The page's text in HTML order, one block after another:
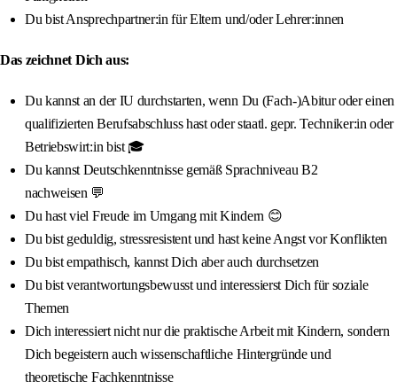
Du bist Ansprechpartner:in für Eltern und/oder Lehrer:innen
Das zeichnet Dich aus:
Du kannst an der IU durchstarten, wenn Du (Fach-)Abitur oder einen
qualifizierten Berufsabschluss hast oder staatl. gepr. Techniker:in oder
Betriebswirt:in bist 🎓
Du kannst Deutschkenntnisse gemäß Sprachniveau B2
nachweisen 💬
Du hast viel Freude im Umgang mit Kindern 😊
Du bist geduldig, stressresistent und hast keine Angst vor Konflikten
Du bist empathisch, kannst Dich aber auch durchsetzen
Du bist verantwortungsbewusst und interessierst Dich für soziale
Themen
Dich interessiert nicht nur die praktische Arbeit mit Kindern, sondern
Dich begeistern auch wissenschaftliche Hintergründe und
theoretische Fachkenntnisse